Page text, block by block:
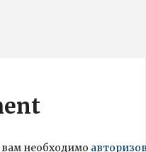
необходимо